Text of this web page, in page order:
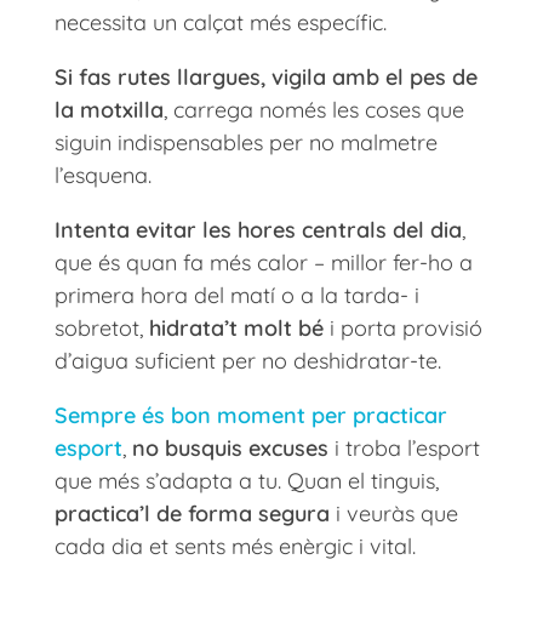
necessita un calçat més específic.
Si fas rutes llargues, vigila amb el pes de
la motxilla, carrega només les coses que
siguin indispensables per no malmetre
l’esquena.
Intenta evitar les hores centrals del dia,
que és quan fa més calor – millor fer-ho a
primera hora del matí o a la tarda- i
sobretot, hidrata’t molt bé i porta provisió
d’aigua suficient per no deshidratar-te.
Sempre és bon moment per practicar
esport, no busquis excuses i troba l’esport
que més s’adapta a tu. Quan el tinguis,
practica’l de forma segura i veuràs que
cada dia et sents més enèrgic i vital.